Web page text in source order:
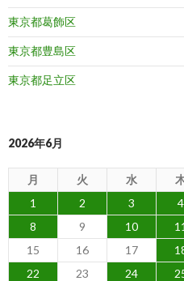
東京都葛飾区
東京都豊島区
東京都足立区
2026年6月
月 火 水
1
2 3 4
8
9 10 11
15
16 17
22
23 24